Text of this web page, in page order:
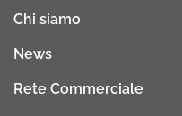
Chi siamo
News
Rete Commerciale